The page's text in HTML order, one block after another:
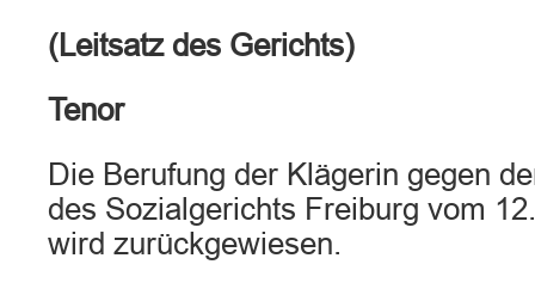
(Leitsatz des Gerichts)
Tenor
Die Berufung der Klägerin gegen
des Sozialgerichts Freiburg vom
wird zurückgewiesen.